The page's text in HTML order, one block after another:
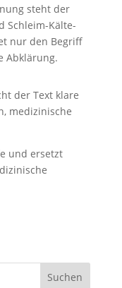
steht der
Schleim-Kälte-
nur den Begriff
Abklärung.
der Text klare
medizinische
und ersetzt